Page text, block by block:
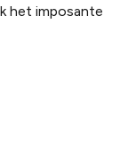
het imposante